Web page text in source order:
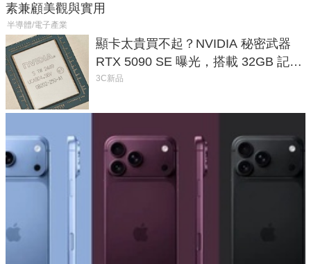
素兼顧美觀與實用
半導體/電子產業
顯卡太貴買不起？NVIDIA 秘密武器
RTX 5090 SE 曝光，搭載 32GB 記憶
體
3C新品